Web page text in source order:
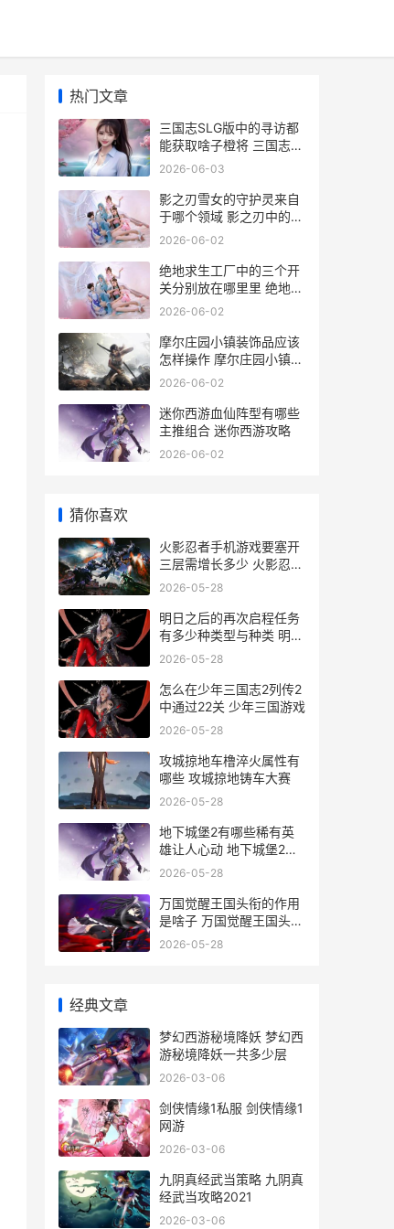
热门文章
三国志SLG版中的寻访都
能获取啥子橙将 三国志系
列rpg
2026-06-03
影之刃雪女的守护灵来自
于哪个领域 影之刃中的女
主角厉害吗
2026-06-02
绝地求生工厂中的三个开
关分别放在哪里里 绝地求
生手游工厂
2026-06-02
摩尔庄园小镇装饰品应该
怎样操作 摩尔庄园小镇装
修在哪里
2026-06-02
迷你西游血仙阵型有哪些
主推组合 迷你西游攻略
2026-06-02
猜你喜欢
火影忍者手机游戏要塞开
三层需增长多少 火影忍者
手机游戏终极风暴
2026-05-28
明日之后的再次启程任务
有多少种类型与种类 明日
之后再次起航那个任务怎
2026-05-28
怎么在少年三国志2列传2
中通过22关 少年三国游戏
2026-05-28
攻城掠地车橹淬火属性有
哪些 攻城掠地铸车大赛
2026-05-28
地下城堡2有哪些稀有英
雄让人心动 地下城堡2有
哪些副本,会掉落哪些物品
2026-05-28
万国觉醒王国头衔的作用
是啥子 万国觉醒王国头衔
在哪
2026-05-28
经典文章
梦幻西游秘境降妖 梦幻西
游秘境降妖一共多少层
2026-03-06
剑侠情缘1私服 剑侠情缘1
网游
2026-03-06
九阴真经武当策略 九阴真
经武当攻略2021
2026-03-06